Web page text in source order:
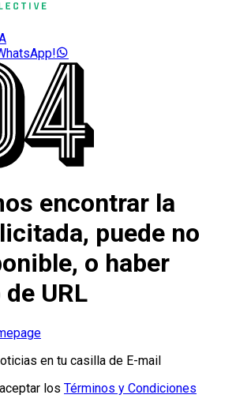
encontrar la
puede no
o haber
URL
en tu casilla de E-mail
los Términos y Condiciones